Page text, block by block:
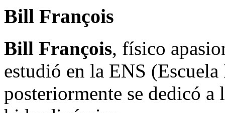
Bill François
Bill François, físico
estudió en la ENS
posteriormente se dedicó a